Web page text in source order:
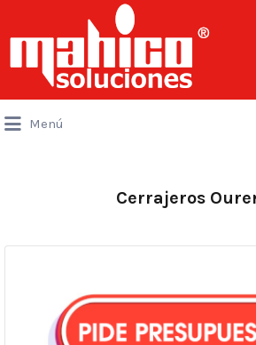
por:
Menú
por:
Cerrajeros